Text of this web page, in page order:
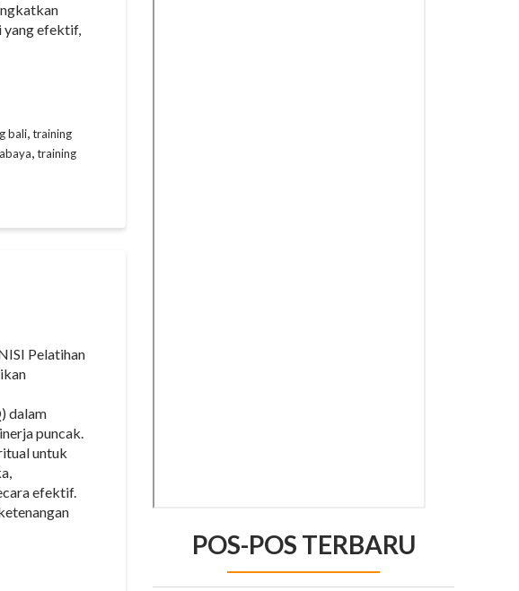
yang efektif,
bali,training
,training
Pelatihan
dalam
puncak.
untuk
efektif.
POS-POS TERBARU